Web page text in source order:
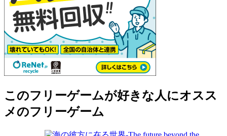
このフリーゲームが好きな人にオスス
メのフリーゲーム